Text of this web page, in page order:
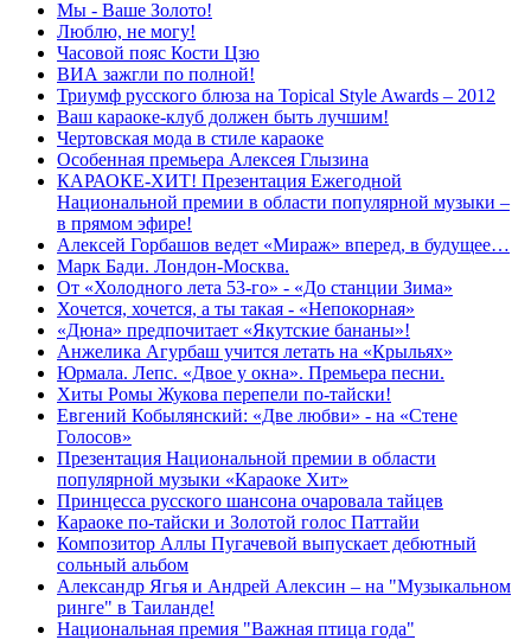
Мы - Ваше Золото!
Люблю, не могу!
Часовой пояс Кости Цзю
ВИА зажгли по полной!
Триумф русского блюза на Topical Style Awards – 2012
Ваш караоке-клуб должен быть лучшим!
Чертовская мода в стиле караоке
Особенная премьера Алексея Глызина
КАРАОКЕ-ХИТ! Презентация Ежегодной
Национальной премии в области популярной музыки –
в прямом эфире!
Алексей Горбашов ведет «Мираж» вперед, в будущее…
Марк Бади. Лондон-Москва.
От «Холодного лета 53-го» - «До станции Зима»
Хочется, хочется, а ты такая - «Непокорная»
«Дюна» предпочитает «Якутские бананы»!
Анжелика Агурбаш учится летать на «Крыльях»
Юрмала. Лепс. «Двое у окна». Премьера песни.
Хиты Ромы Жукова перепели по-тайски!
Евгений Кобылянский: «Две любви» - на «Стене
Голосов»
Презентация Национальной премии в области
популярной музыки «Караоке Хит»
Принцесса русского шансона очаровала тайцев
Караоке по-тайски и Золотой голос Паттайи
Композитор Аллы Пугачевой выпускает дебютный
сольный альбом
Александр Ягья и Андрей Алексин – на "Музыкальном
ринге" в Таиланде!
Национальная премия "Важная птица года"